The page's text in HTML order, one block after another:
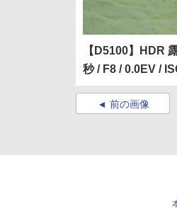
【D5100】HDR
秒 / F8 / 0.0EV /
前の画像